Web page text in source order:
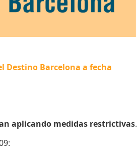
Destino Barcelona a fecha
aplicando medidas restrictivas.